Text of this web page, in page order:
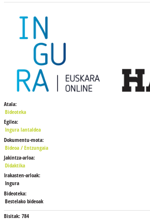
Atala:
Bideoteka
Egilea:
Ingura lantaldea
Dokumentu-mota:
Bideoa / Entzungaia
Jakintza-arloa:
Didaktika
Irakasten-arloak:
Ingura
Bideoteka:
Bestelako bideoak
Bisitak: 784